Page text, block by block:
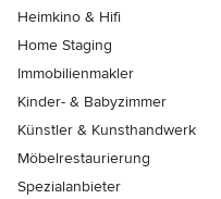
Heimkino & Hifi
Home Staging
Immobilienmakler
Kinder- & Babyzimmer
Künstler & Kunsthandwerk
Möbelrestaurierung
Spezialanbieter